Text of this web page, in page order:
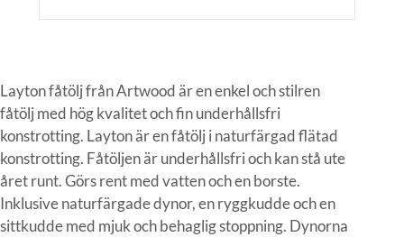
Layton fåtölj från Artwood är en enkel och stilren
fåtölj med hög kvalitet och fin underhållsfri
konstrotting. Layton är en fåtölj i naturfärgad flätad
konstrotting. Fåtöljen är underhållsfri och kan stå ute
året runt. Görs rent med vatten och en borste.
Inklusive naturfärgade dynor, en ryggkudde och en
sittkudde med mjuk och behaglig stoppning. Dynorna